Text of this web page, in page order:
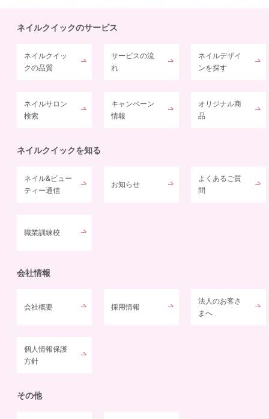
ネイルクイックのサービス
ネイルクイッ
クの品質
サービスの流
れ
ネイルデザイ
ンを探す
ネイルサロン
検索
キャンペーン
情報
オリジナル商
品
ネイルクイックを知る
ネイル&ビュー
ティー通信
お知らせ
よくあるご質
問
職業訓練校
会社情報
会社概要 採用情報
法人のお客さ
まへ
個人情報保護
方針
その他